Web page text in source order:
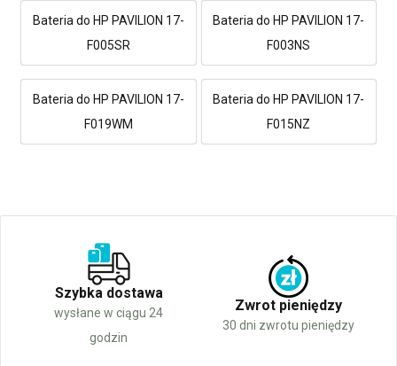
Bateria do HP PAVILION 17-
F005SR
Bateria do HP PAVILION 17-
F003NS
Bateria do HP PAVILION 17-
F019WM
Bateria do HP PAVILION 17-
F015NZ
Szybka dostawa
wysłane w ciągu 24
godzin
Zwrot pieniędzy
30 dni zwrotu pieniędzy